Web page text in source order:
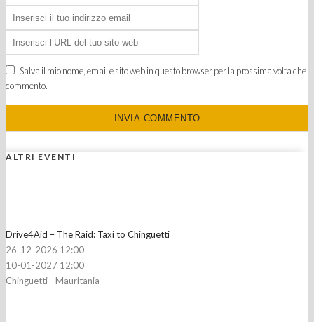
Salva il mio nome, email e sito web in questo browser per la prossima volta che
commento.
ALTRI EVENTI
Drive4Aid – The Raid: Taxi to Chinguetti
26-12-2026 12:00
10-01-2027 12:00
Chinguetti - Mauritania